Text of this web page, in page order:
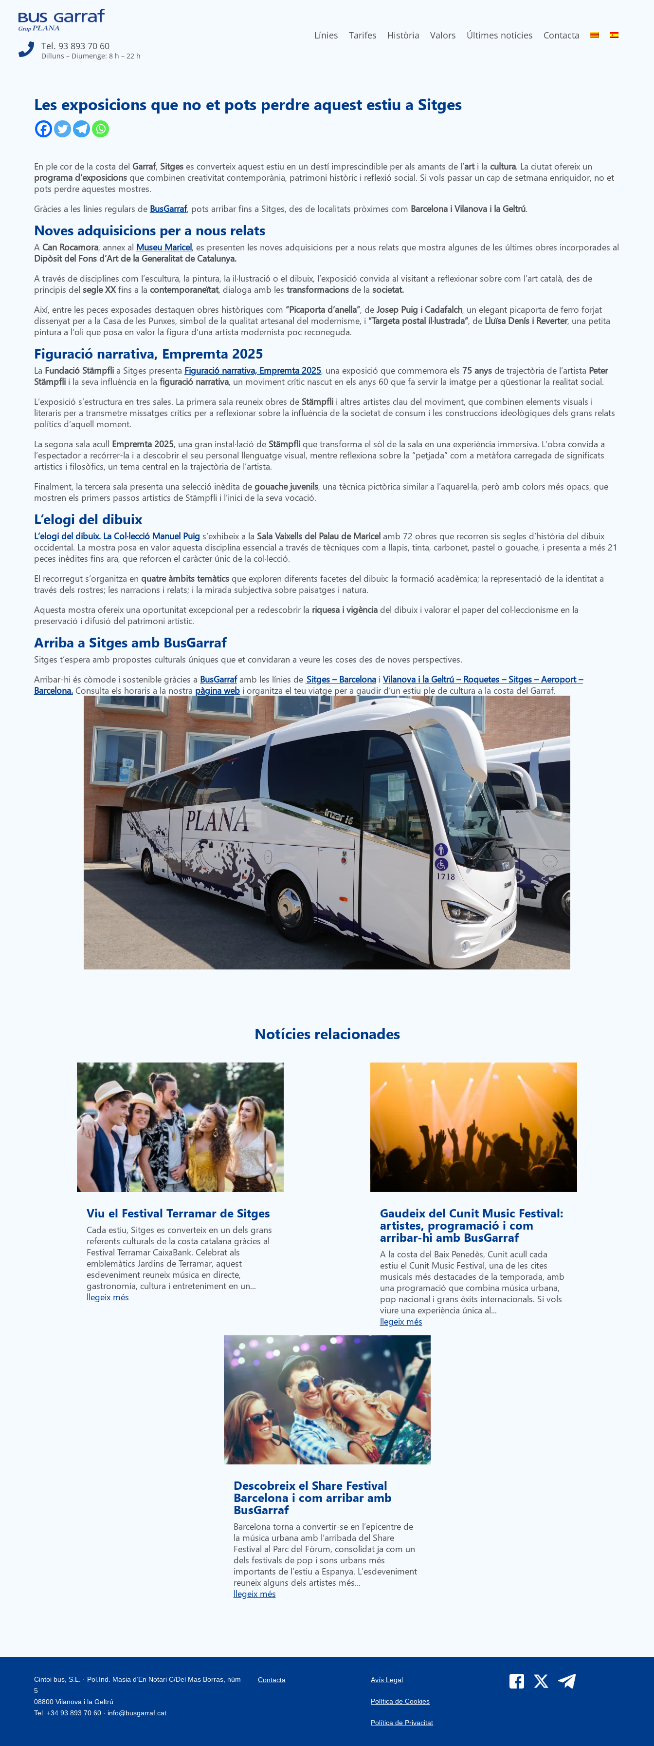
 Tel. 93 893 70 60
Dilluns – Diumenge: 8 h – 22 h
Línies Tarifes Història Valors Últimes notícies Contacta
Les exposicions que no et pots perdre aquest estiu a Sitges
En ple cor de la costa del Garraf, Sitges es converteix aquest estiu en un destí imprescindible per als amants de l’art i la cultura. La ciutat ofereix un
programa d’exposicionsque combinen creativitat contemporània, patrimoni històric i reflexió social. Si vols passar un cap de setmana enriquidor, no et
pots perdre aquestes mostres.
Gràcies a les línies regulars de BusGarraf, pots arribar fins a Sitges, des de localitats pròximes com Barcelona i Vilanova i la Geltrú.
Noves adquisicions per a nous relats
A Can Rocamora, annex al Museu Maricel, es presenten les noves adquisicions per a nous relats que mostra algunes de les últimes obres incorporades al
Dipòsit del Fons d’Art de la Generalitat de Catalunya.
A través de disciplines com l’escultura, la pintura, la il·lustració o el dibuix, l’exposició convida al visitant a reflexionar sobre com l’art català, des de
principis del segle XX fins a la contemporaneïtat, dialoga amb les transformacionsde la societat.
Així, entre les peces exposades destaquen obres històriques com “Picaporta d’anella”, de Josep Puig i Cadafalch, un elegant picaporta de ferro forjat
dissenyat per a la Casa de les Punxes, símbol de la qualitat artesanal del modernisme, i “Targeta postal il·lustrada”, de Lluïsa Denís i Reverter, una petita
pintura a l’oli que posa en valor la figura d’una artista modernista poc reconeguda.
Figuració narrativa, Empremta 2025
La Fundació Stämpflia Sitges presenta Figuració narrativa, Empremta 2025, una exposició que commemora els 75 anysde trajectòria de l’artista Peter
Stämpflii la seva influència en la figuració narrativa, un moviment crític nascut en els anys 60 que fa servir la imatge per a qüestionar la realitat social.
L’exposició s’estructura en tres sales. La primera sala reuneix obres de Stämpflii altres artistes clau del moviment, que combinen elements visuals i
literaris per a transmetre missatges crítics per a reflexionar sobre la influència de la societat de consum i les construccions ideològiques dels grans relats
polítics d’aquell moment.
La segona sala acull Empremta 2025, una gran instal·lació de Stämpflique transforma el sòl de la sala en una experiència immersiva. L’obra convida a
l’espectador a recórrer-la i a descobrir el seu personal llenguatge visual, mentre reflexiona sobre la “petjada” com a metàfora carregada de significats
artístics i filosòfics, un tema central en la trajectòria de l’artista.
Finalment, la tercera sala presenta una selecció inèdita de gouache juvenils, una tècnica pictòrica similar a l’aquarel·la, però amb colors més opacs, que
mostren els primers passos artístics de Stämpfli i l’inici de la seva vocació.
L’elogi del dibuix
L’elogi del dibuix. La Col·lecció Manuel Puig s’exhibeix a la Sala Vaixells del Palau de Maricelamb 72 obres que recorren sis segles d’història del dibuix
occidental. La mostra posa en valor aquesta disciplina essencial a través de tècniques com a llapis, tinta, carbonet, pastel o gouache, i presenta a més 21
peces inèdites fins ara, que reforcen el caràcter únic de la col·lecció.
El recorregut s’organitza en quatre àmbits temàtics que exploren diferents facetes del dibuix: la formació acadèmica; la representació de la identitat a
través dels rostres; les narracions i relats; i la mirada subjectiva sobre paisatges i natura.
Aquesta mostra ofereix una oportunitat excepcional per a redescobrir la riquesa i vigènciadel dibuix i valorar el paper del col·leccionisme en la
preservació i difusió del patrimoni artístic.
Arriba a Sitges amb BusGarraf
Sitges t’espera amb propostes culturals úniques que et convidaran a veure les coses des de noves perspectives.
Arribar-hi és còmode i sostenible gràcies a BusGarraf amb les línies de Sitges – Barcelona i Vilanova i la Geltrú – Roquetes – Sitges – Aeroport –
Barcelona.Consulta els horaris a la nostra pàgina webi organitza el teu viatge per a gaudir d’un estiu ple de cultura a la costa del Garraf.
Notícies relacionades
Viu el Festival Terramar de Sitges
Cada estiu, Sitges es converteix en un dels grans
referents culturals de la costa catalana gràcies al
Festival Terramar CaixaBank. Celebrat als
emblemàtics Jardins de Terramar, aquest
esdeveniment reuneix música en directe,
gastronomia, cultura i entreteniment en un...
llegeix més
Gaudeix del Cunit Music Festival:
artistes, programació i com
arribar-hi amb BusGarraf
A la costa del Baix Penedès, Cunit acull cada
estiu el Cunit Music Festival, una de les cites
musicals més destacades de la temporada, amb
una programació que combina música urbana,
pop nacional i grans èxits internacionals. Si vols
viure una experiència única al...
llegeix més
Descobreix el Share Festival
Barcelona i com arribar amb
BusGarraf
Barcelona torna a convertir-se en l’epicentre de
la música urbana amb l’arribada del Share
Festival al Parc del Fòrum, consolidat ja com un
dels festivals de pop i sons urbans més
importants de l’estiu a Espanya. L’esdeveniment
reuneix alguns dels artistes més...
llegeix més
Cintoi bus, S.L. · Pol.Ind. Masia d’En Notari C/Del Mas Borras, núm
5
08800 Vilanova i la Geltrú
Tel. +34 93 893 70 60 · info@busgarraf.cat
Contacta Avís Legal
Política de Cookies
Política de Privacitat